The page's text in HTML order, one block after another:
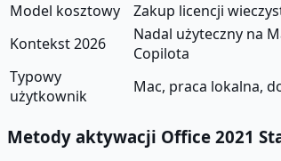
Model kosztowy
Zakup licencji
Kontekst 2026
Nadal użyteczny na
Copilota
Typowy
użytkownik
Mac, praca lokalna,
Metody aktywacji Office 2021